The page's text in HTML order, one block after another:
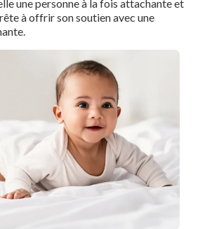
une personne à la fois attachante et
à offrir son soutien avec une